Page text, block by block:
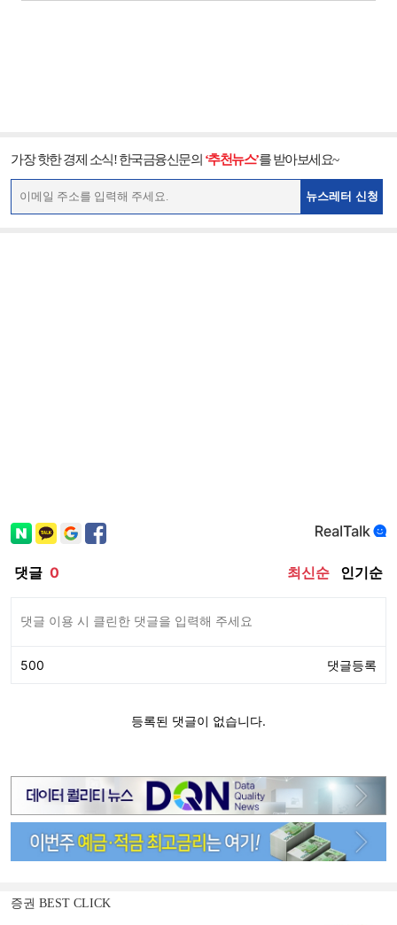
가장 핫한 경제 소식! 한국금융신문의 ‘추천뉴스’를 받아보세요~
뉴스레터 신청
증권 BEST CLICK